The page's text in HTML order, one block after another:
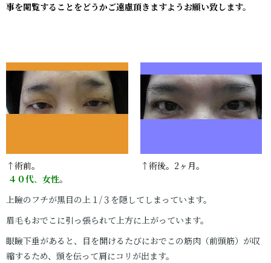
事を閲覧することをどうかご遠慮頂きますようお願い致します。
↑術前。
↑術後。2ヶ月。
４０代、 女性。
上瞼のフチが黒目の上１/３を隠してしまっています。
眉毛もおでこに引っ張られて上方に上がっています。
眼瞼下垂があると、目を開けるたびにおでこの筋肉（前頭筋）が収
縮するため、頭を伝って肩にコリが出ます。